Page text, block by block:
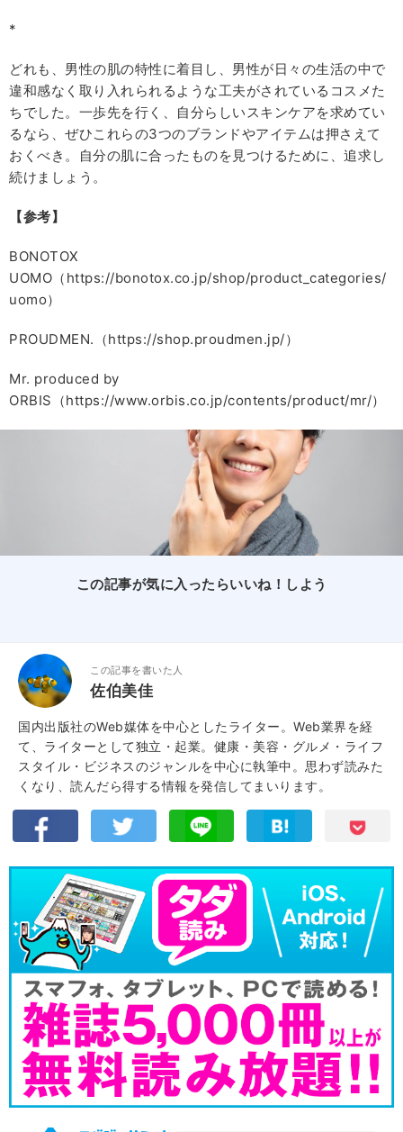
*
どれも、男性の肌の特性に着目し、男性が日々の生活の中で
違和感なく取り入れられるような工夫がされているコスメた
ちでした。一歩先を行く、自分らしいスキンケアを求めてい
るなら、ぜひこれらの3つのブランドやアイテムは押さえて
おくべき。自分の肌に合ったものを見つけるために、追求し
続けましょう。
【参考】
BONOTOX
UOMO（https://bonotox.co.jp/shop/product_categories/
uomo）
PROUDMEN.（https://shop.proudmen.jp/）
Mr. produced by
ORBIS（https://www.orbis.co.jp/contents/product/mr/）
この記事が気に入ったらいいね！しよう
この記事を書いた人
佐伯美佳
国内出版社のWeb媒体を中心としたライター。Web業界を経
て、ライターとして独立・起業。健康・美容・グルメ・ライフ
スタイル・ビジネスのジャンルを中心に執筆中。思わず読みた
くなり、読んだら得する情報を発信してまいります。